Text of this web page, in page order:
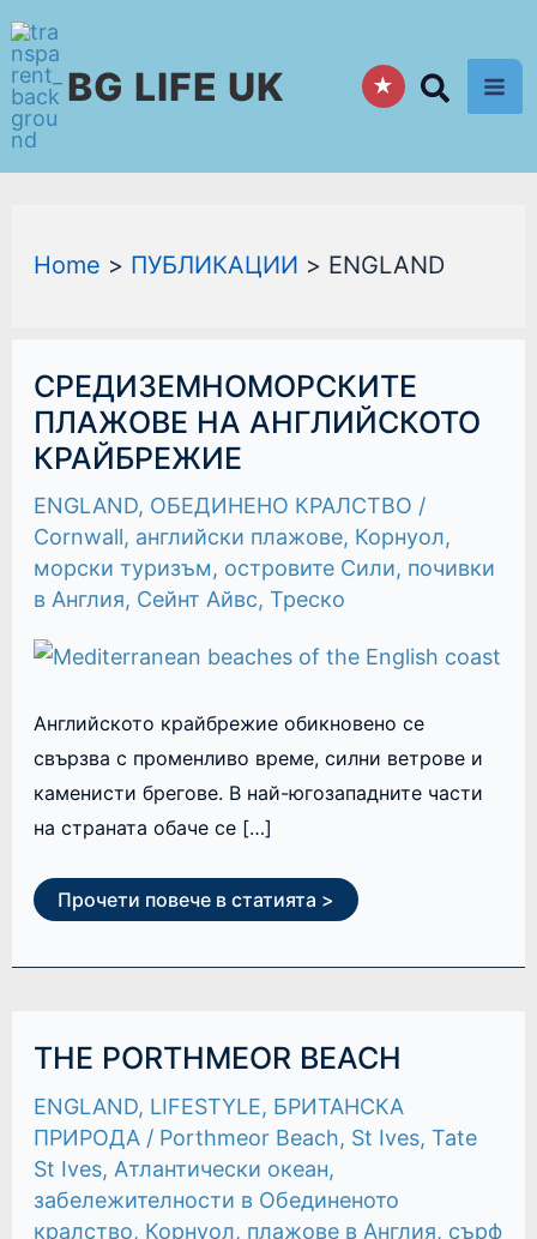
Skip
to
contentBG LIFE UK ★
Home ПУБЛИКАЦИИ ENGLAND
СРЕДИЗЕМНОМОРСКИТЕ
ПЛАЖОВЕ НА АНГЛИЙСКОТО
КРАЙБРЕЖИЕ
ENGLAND, ОБЕДИНЕНО КРАЛСТВО /
Cornwall, английски плажове, Корнуол,
морски туризъм, островите Сили, почивки
в Англия, Сейнт Айвс, Треско
Английското крайбрежие обикновено се
свързва с променливо време, силни ветрове и
каменисти брегове. В най-югозападните части
на страната обаче се […]
СРЕДИЗЕМНОМОРСКИТЕ
ПЛАЖОВЕ
НА
АНГЛИЙСКОТО
КРАЙБРЕЖИЕ
Прочети повече в статията >
THE PORTHMEOR BEACH
ENGLAND, LIFESTYLE, БРИТАНСКА
ПРИРОДА/ Porthmeor Beach, St Ives, Tate
St Ives, Атлантически океан,
забележителности в Обединеното
кралство, Корнуол, плажове в Англия, сърф
THE
PORTHMEOR